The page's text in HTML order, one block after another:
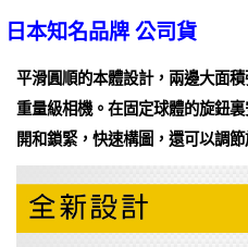
日本知名品牌 公司貨
平滑圓順的本體設計，兩邊大面
重量級相機。在固定球體的旋鈕
開和鎖緊，快速構圖，還可以調